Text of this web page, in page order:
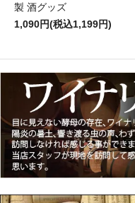
製 酒グッズ
1,090円(税込1,199円)